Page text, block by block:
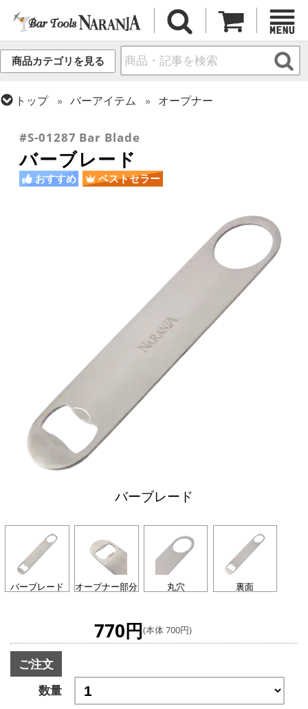
商品カテゴリを見る
トップ バーアイテム
オープナー
フレア用各種アイテム
#S-01287 Bar Blade
バーブレード
おすすめ ベストセラー
バーブレード
バーブレード オープナー部分 丸穴 裏面
770円(本体 700円)
ご注文
数量